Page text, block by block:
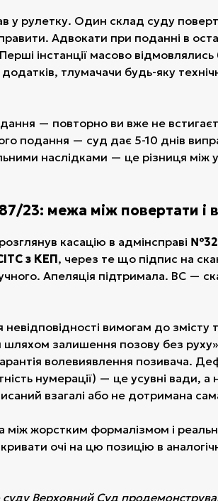
у рулетку. Один склад суду
Адвокати при поданні в
інстанції масово
тлумачачи будь-яку
— повторно ви вже не
подання — суд дає 5-10 днів
наслідками — це різниця між
23: межа між повертати і
касацію в адмінсправі
з КЕП, через те що підпис на
Апеляція підтримала. ВС —
вимогам до
шляхом залишення позову без
волевиявлення позивача.
нумерації) — це усувні вади,
взагалі або не дотримана
жорстким формалізмом і
очі на цю позицію в
Верховний Суд